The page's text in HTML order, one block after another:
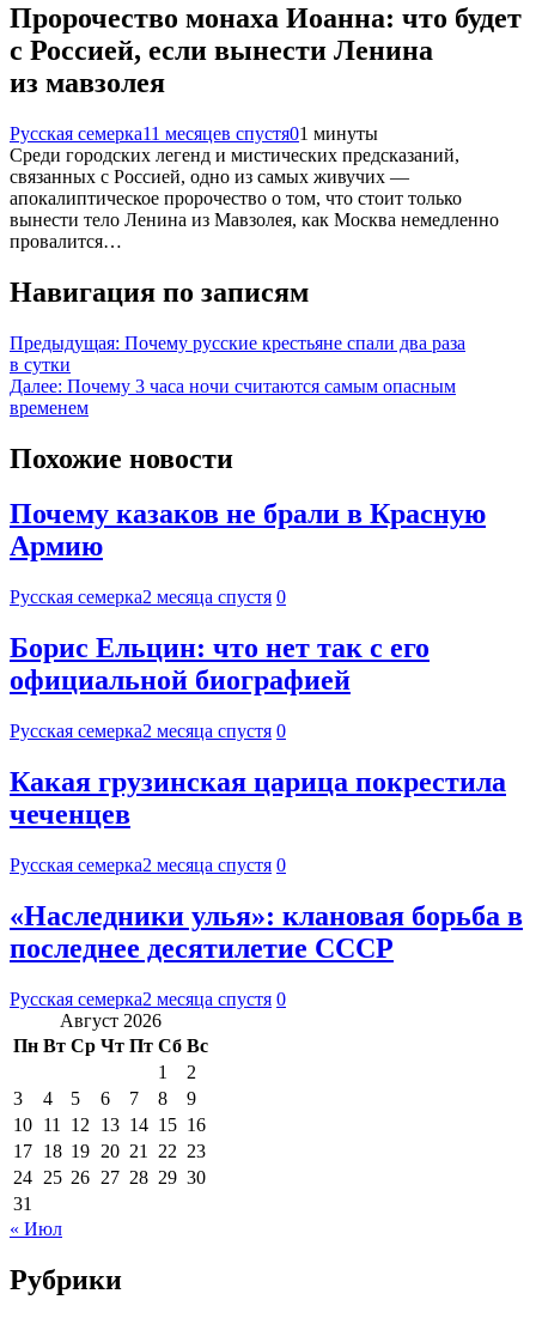
Пророчество монаха Иоанна: что будет
с Россией, если вынести Ленина
из мавзолея
Русская семерка11 месяцев спустя01 минуты
Среди городских легенд и мистических предсказаний,
связанных с Россией, одно из самых живучих —
апокалиптическое пророчество о том, что стоит только
вынести тело Ленина из Мавзолея, как Москва немедленно
провалится…
Навигация по записям
Предыдущая: Почему русские крестьяне спали два раза
в сутки
Далее: Почему 3 часа ночи считаются самым опасным
временем
Похожие новости
Почему казаков не брали в Красную
Армию
Русская семерка2 месяца спустя 0
Борис Ельцин: что нет так с его
официальной биографией
Русская семерка2 месяца спустя 0
Какая грузинская царица покрестила
чеченцев
Русская семерка2 месяца спустя 0
«Наследники улья»: клановая борьба в
последнее десятилетие СССР
Русская семерка2 месяца спустя 0
Август 2026
Пн Вт Ср Чт Пт Сб Вс
1
2
3
4 5 6 7 8
9
10 11 12 13 14 15 16
17 18 19 20 21 22 23
24 25 26 27 28 29 30
31
« Июл
Рубрики